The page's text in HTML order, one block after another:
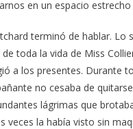
en un espacio
terminó de hablar. Lo
toda la vida de Miss
a los presentes. Durante
no cesaba de
lágrimas que
veces la había visto sin